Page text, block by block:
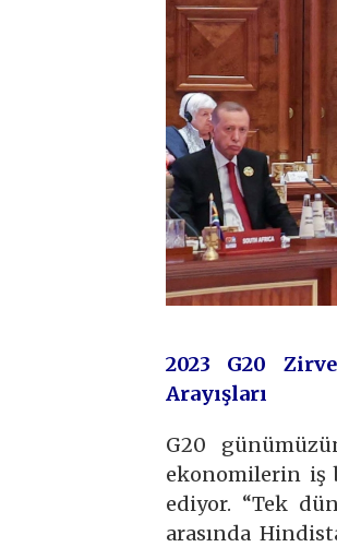
2023 G20
Arayışları
G20
ekonomilerin iş
ediyor. “Tek
arasında